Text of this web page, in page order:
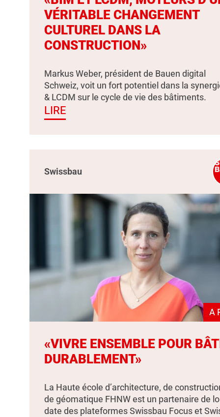
VÉRITABLE CHANGEMENT
CULTUREL DANS LA
CONSTRUCTION»
Markus Weber, président de Bauen digital
Schweiz, voit un fort potentiel dans la
& LCDM sur le cycle de vie des bâtiments.
LIRE
Swissbau
A
«VIVRE ENSEMBLE POUR
DURABLEMENT»
La Haute école d’architecture, de
de géomatique FHNW est un partenaire de
date des plateformes Swissbau Focus et